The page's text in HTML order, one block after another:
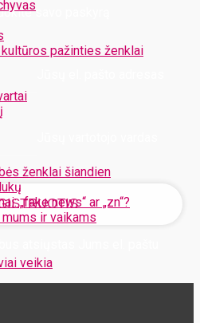
pažinties ženklai
ženklai šiandien
„fake news“ ar „zn“?
ir vaikams
veikia
savo paskyrą
atsiųstas Jums el. paštu